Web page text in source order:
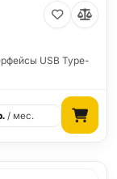
USB Type-
/ мес.